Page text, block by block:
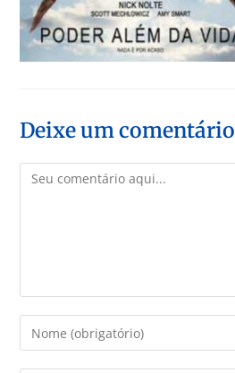
Deixe um comentário